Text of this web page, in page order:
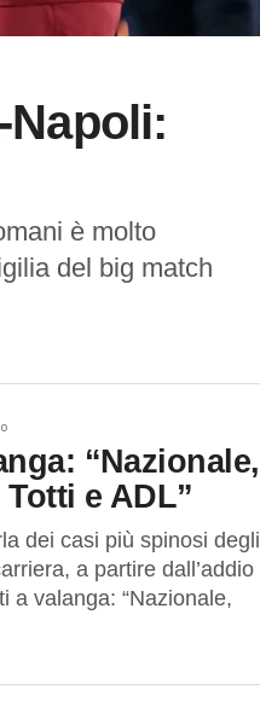
è molto
del big match
“Nazionale,
e ADL”
dei casi più spinosi degli
a partire dall’addio
a valanga: “Nazionale,